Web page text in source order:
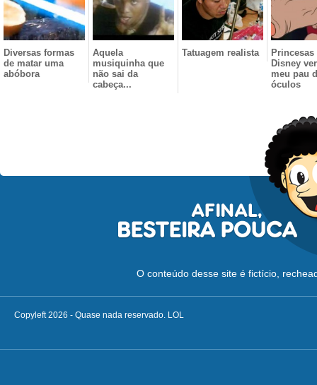
Diversas formas
de matar uma
abóbora
Aquela
musiquinha que
não sai da
cabeça...
Tatuagem realista
Princesas
Disney
meu pau
óculos
O conteúdo desse site é fictício,
Copyleft 2026 - Quase nada reservado. LOL